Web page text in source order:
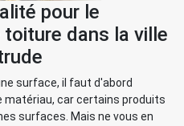
pour le
dans la ville
surface, il faut d'abord
matériau, car certains produits
surfaces. Mais ne vous en